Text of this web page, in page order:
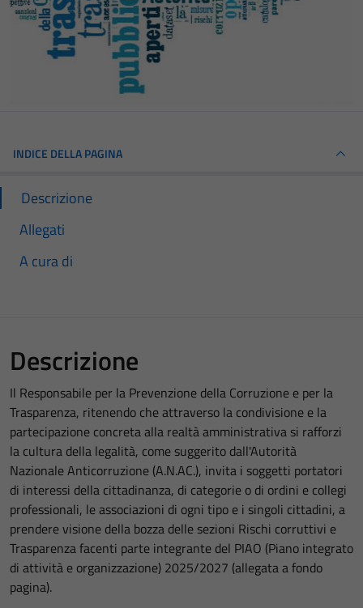
INDICE DELLA PAGINA
Descrizione
Allegati
A cura di
Descrizione
Il Responsabile per la Prevenzione della Corruzione e per la
Trasparenza, ritenendo che attraverso la condivisione e la
partecipazione concreta alla realtà amministrativa si rafforzi
la cultura della legalità, come suggerito dall'Autorità
Nazionale Anticorruzione (A.N.AC.), invita i soggetti portatori
di interessi della cittadinanza, di categorie o di ordini e collegi
professionali, le associazioni di ogni tipo e i singoli cittadini, a
prendere visione della bozza delle sezioni Rischi corruttivi e
Trasparenza facenti parte integrante del PIAO (Piano integrato
di attività e organizzazione) 2025/2027 (allegata a fondo
pagina).